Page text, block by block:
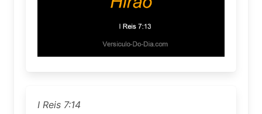
I Reis 7:14